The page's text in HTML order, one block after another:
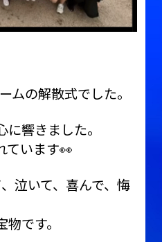
ムの解散式でした。
響きました。
ています👀
泣いて、喜んで、悔
です。